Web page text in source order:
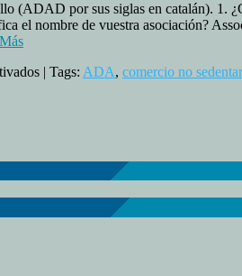
(ADAD por sus siglas en catalán). 1.
el nombre de vuestra asociación?
en
Asociación
ADAD
| Tags: ADA, comercio no